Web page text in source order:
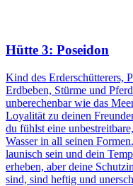
Hütte 3: Poseidon
Kind des Erderschütterers,
Erdbeben, Stürme und
unberechenbar wie das
Loyalität zu deinen
du fühlst eine
Wasser in all seinen
launisch sein und dein
erheben, aber deine
sind, sind heftig und